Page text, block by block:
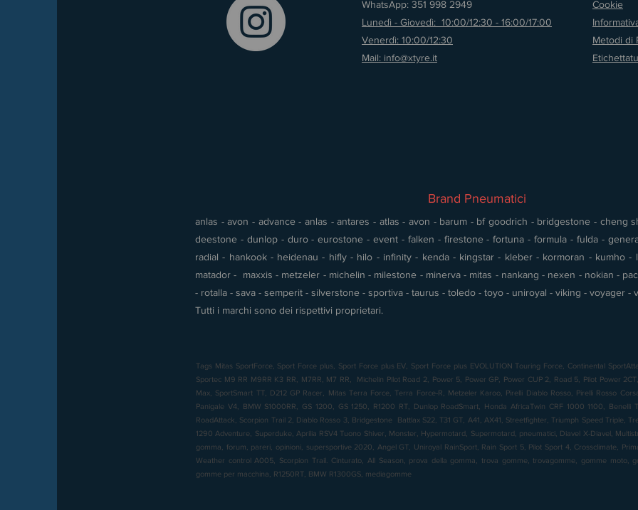
WhatsApp: 351 998 2949
Lunedì - Giovedì: 10:00/12:30 - 16:00/17:00
Venerdì: 10:00/12:30
Mail: info@xtyre.it
Cookie
Metodi di
Brand Pneumatici
anlas - avon - advance - anlas - antares - atlas - avon - barum - bf goodrich - bridgestone - cheng
deestone - dunlop - duro - eurostone - event - falken - firestone - fortuna - formula - fulda -
radial - hankook - heidenau - hifly - hilo - infinity - kenda - kingstar - kleber - kormoran - kumho -
matador - maxxis - metzeler - michelin - milestone - minerva - mitas - nankang - nexen - nokian -
- rotalla - sava - semperit - silverstone - sportiva - taurus - toledo - toyo - uniroyal - viking - voyager -
Tutti i marchi sono dei rispettivi proprietari.
Tags Mitas SportForce, Sport Force plus, Sport Force plus EV, Sport Force plus EVOLUTION Touring Force, Continental
Sportec M9 RR M9RR K3 RR, M7RR, M7 RR, Michelin Pilot Road 2, Power 5, Power GP, Power CUP 2, Road 5, Pilot Power
Max, SportSmart TT, D212 GP Racer, Mitas Terra Force, Terra Force-R, Metzeler Karoo, Pirelli Diablo Rosso, Pirelli Rosso
Panigale V4, BMW S1000RR, GS 1200, GS 1250, R1200 RT, Dunlop RoadSmart, Honda AfricaTwin CRF 1000 1100, Benelli
RoadAttack, Scorpion Trail 2, Diablo Rosso 3, Bridgestone Battlax S22, T31 GT, A41, AX41, Streetfighter, Triumph Speed Triple,
1290 Adventure, Superduke, Aprilia RSV4 Tuono Shiver, Monster, Hypermotard, Supermotard, pneumatici, Diavel X-Diavel,
gomma, forum, pareri, opinioni, supersportive 2020, Angel GT, Uniroyal RainSport, Rain Sport 5, Pilot Sport 4, Crossclimate,
Weather control A005, Scorpion Trail. Cinturato, All Season, prova della gomma, trova gomme, trovagomme, gomme moto,
gomme per macchina, R1250RT, BMW R1300GS, mediagomme